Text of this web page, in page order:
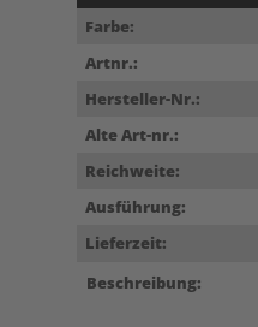
Farbe:
Artnr.:
Hersteller-Nr.:
Alte Art-nr.:
Reichweite:
Ausführung:
Lieferzeit:
Beschreibung: